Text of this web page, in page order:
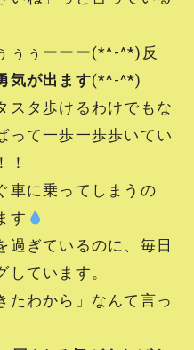
ぅぅーーー(*^-^*)反
気が出ます(*^-^*)
スタ歩けるわけでもな
って一歩一歩歩いてい
！
車に乗ってしまうの
す
過ぎているのに、毎日
ています。
たわから」なんて言っ